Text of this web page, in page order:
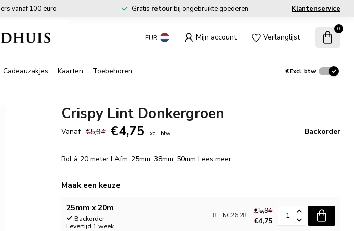
vanaf 100 euro Gratis retourbij ongebruikte goederen Klantenservice
EUR Mijn account Verlanglijst
0
Cadeauzakjes Kaarten Toebehoren €Excl. btw
Crispy Lint Donkergroen
Vanaf €5,94 €4,75 Excl. btw Backorder
Rol à 20 meter I Afm. 25mm, 38mm, 50mmLees meer.
Maak een keuze
25mm x 20m
Backorder
Levertijd 1 week
8.HNC26.28
€5,94
€4,75